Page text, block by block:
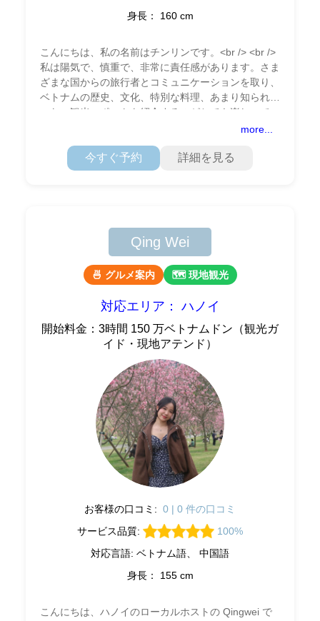
身長： 160 cm
こんにちは、私の名前はチンリンです。<br /> <br />
私は陽気で、慎重で、非常に責任感があります。さま
ざまな国からの旅行者とコミュニケーションを取り、
ベトナムの歴史、文化、特別な料理、あまり知られて
いない観光スポットを紹介するのがとても楽しいで
す。私にとって、これは単なる仕事ではなく、more...
今すぐ予約 詳細を見る
Qing Wei
🍜 グルメ案内 🗺 現地観光
対応エリア： ハノイ
開始料金：3時間 150 万ベトナムドン（観光ガ
イド・現地アテンド）
お客様の口コミ: 0 | 0 件の口コミ
サービス品質:
100%
対応言語: ベトナム語、 中国語
身長： 155 cm
こんにちは、ハノイのローカルホストの Qingwei で